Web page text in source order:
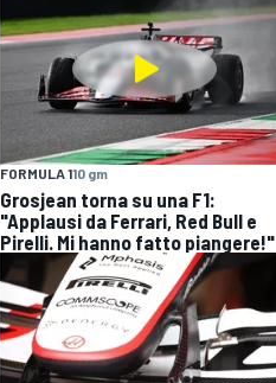
FORMULA 110 gm
Grosjean torna su una F1:
"Applausi da Ferrari, Red Bull e
Pirelli. Mi hanno fatto piangere!"